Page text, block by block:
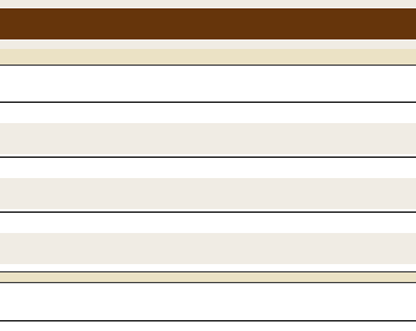
LAURENT MAUVIGNIER
APPANAH